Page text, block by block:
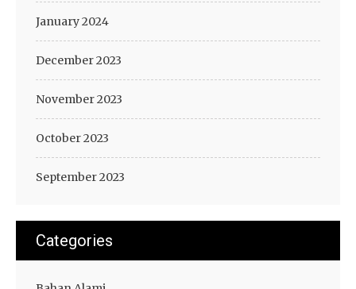
January 2024
December 2023
November 2023
October 2023
September 2023
Categories